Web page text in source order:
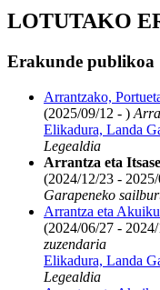
LOTUTAKO
Erakunde publikoa
Arrantzako,
(2025/09/12 - )
Elikadura, Landa
Legealdia
Arrantza eta
(2024/12/23 -
Garapeneko
Arrantza eta
(2024/06/27 -
zuzendaria
Elikadura, Landa
Legealdia